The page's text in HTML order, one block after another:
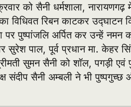
को सैनी धर्मशाला, नारायणगढ़
विधिवत रिबन काटकर उद्घाटन
पर पुष्पांजलि अर्पित कर उन्हें
पाल, पूर्व प्रधान मा. केहर
सुमन सैनी को शॉल, पगड़ी
संदीप सैनी अम्बली ने भी